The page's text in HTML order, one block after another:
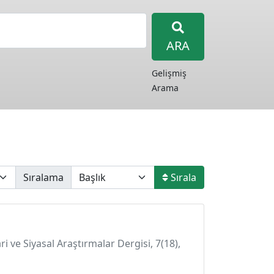
ARA
Gelişmiş
Arama
Sıralama Sırala
ve Siyasal Araştırmalar Dergisi, 7(18),